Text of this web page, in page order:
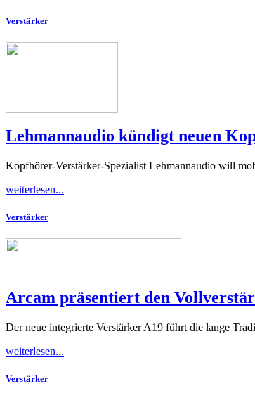
Verstärker
Lehmannaudio kündigt neuen
Kopfhörer-Verstärker-Spezialist Lehmannaudio will
weiterlesen...
Verstärker
Arcam präsentiert den
Der neue integrierte Verstärker A19 führt die lange
weiterlesen...
Verstärker